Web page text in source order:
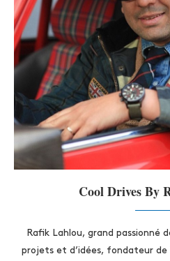
Cool Drives By
Rafik Lahlou, grand passionné
projets et d’idées, fondateur